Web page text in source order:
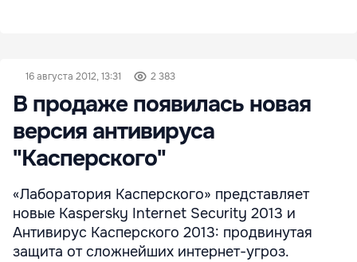
16 августа 2012, 13:31 2 383
В продаже появилась новая
версия антивируса
"Касперского"
«Лаборатория Касперского» представляет
новые Kaspersky Internet Security 2013 и
Антивирус Касперского 2013: продвинутая
защита от сложнейших интернет-угроз.